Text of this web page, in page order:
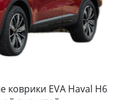
EVA Haval H6